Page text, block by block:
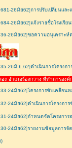
26มิย62]การปรับเปลี่ยนแล
26มิย62]แจ้งรายชื่อโรงเรี
26มิย62]ขอความอนุเคราะ
26มิ.ย.62]ดำเนินการโครงก
อง อำเภอร้องกวาง ที่ทำการอง
24มิย62]โครงการขับเคลื่อน
24มิย62]ดำเนินการโครงกา
24มิย62]กำหนดจัดโครงกา
24มิย62]รายงานข้อมูลการจั
)